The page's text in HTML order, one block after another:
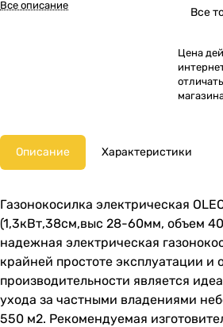
Все описание
Все
Цена
Описание Характеристики
Газонокосилка электрическая
(1,3кВт,38см,выс 28-60мм, объем
надежная электрическая
крайней простоте эксплуатации и
производительности является
ухода за частными владениями
550 м2. Рекомендуемая